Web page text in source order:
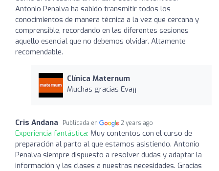
Antonio Penalva ha sabido transmitir todos los
conocimientos de manera técnica a la vez que cercana y
comprensible, recordando en las diferentes sesiones
aquello esencial que no debemos olvidar. Altamente
recomendable.
Clínica Maternum
Muchas gracias Eva¡¡
Cris Andana Publicada en 2 years ago
Experiencia fantástica: Muy contentos con el curso de
preparación al parto al que estamos asistiendo. Antonio
Penalva siempre dispuesto a resolver dudas y adaptar la
información y las clases a nuestras necesidades. Gracias